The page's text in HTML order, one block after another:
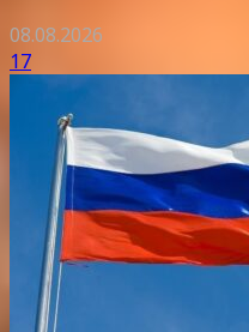
08.08.2026
17